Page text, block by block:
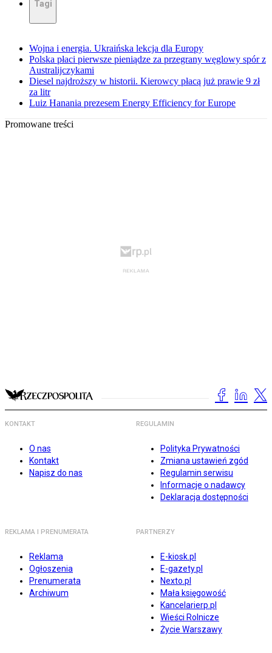
Tagi
Wojna i energia. Ukraińska lekcja dla Europy
Polska płaci pierwsze pieniądze za przegrany węglowy spór z
Australijczykami
Diesel najdroższy w historii. Kierowcy płacą już prawie 9 zł
za litr
Luiz Hanania prezesem Energy Efficiency for Europe
Promowane treści
KONTAKT
O nas
Kontakt
Napisz do nas
REGULAMIN
Polityka Prywatności
Zmiana ustawień zgód
Regulamin serwisu
Informacje o nadawcy
Deklaracja dostępności
REKLAMA I PRENUMERATA
Reklama
Ogłoszenia
Prenumerata
Archiwum
PARTNERZY
E-kiosk.pl
E-gazety.pl
Nexto.pl
Mała księgowość
Kancelarierp.pl
Wieści Rolnicze
Życie Warszawy